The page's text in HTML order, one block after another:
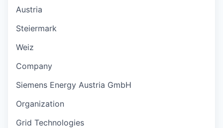
Austria
Steiermark
Weiz
Company
Siemens Energy Austria GmbH
Organization
Grid Technologies